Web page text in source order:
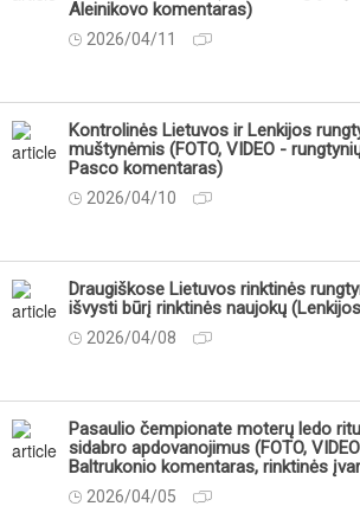
Aleinikovo komentaras)
2026/04/11
Kontrolinės Lietuvos ir Lenkijos
muštynėmis (FOTO, VIDEO -
Pasco komentaras)
2026/04/10
Draugiškose Lietuvos rinktinės
išvysti būrį rinktinės naujokų
2026/04/08
Pasaulio čempionate moterų ledo
sidabro apdovanojimus (FOTO,
Baltrukonio komentaras, rinktinės
2026/04/05